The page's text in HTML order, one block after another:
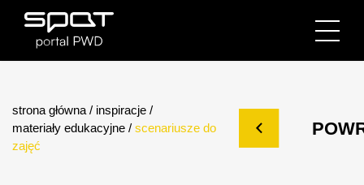
strona główna / inspiracje /
materiały edukacyjne / scenariusze do
zajęć